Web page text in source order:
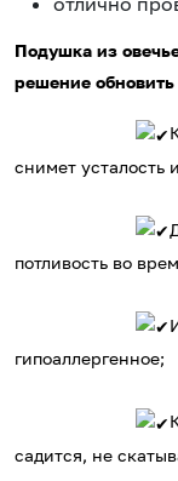
Подушка из
решение
снимет усталость
потливость во
гипоаллергенное;
садится, не